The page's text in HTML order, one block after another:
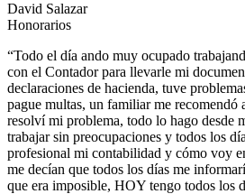
David Salazar
Honorarios
“Todo el día ando muy ocupado
con el Contador para llevarle mi
declaraciones de hacienda, tuve
pague multas, un familiar me recomendó
resolví mi problema, todo lo hago desde
trabajar sin preocupaciones y todos los
profesional mi contabilidad y cómo voy
me decían que todos los días me
que era imposible, HOY tengo todos los